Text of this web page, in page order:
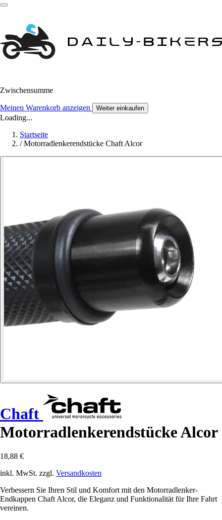
Zwischensumme
Meinen Warenkorb anzeigen Weiter einkaufen
Loading...
Startseite
/ Motorradlenkerendstücke Chaft Alcor
Chaft
Motorradlenkerendstücke Alcor
18,88 €
inkl. MwSt. zzgl. Versandkosten
Verbessern Sie Ihren Stil und Komfort mit den Motorradlenker-
Endkappen Chaft Alcor, die Eleganz und Funktionalität für Ihre Fahrt
vereinen.